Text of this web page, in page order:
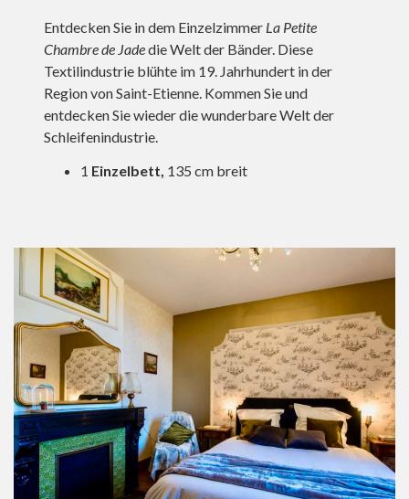
Entdecken Sie in dem Einzelzimmer La Petite
Chambre de Jadedie Welt der Bänder. Diese
Textilindustrie blühte im 19. Jahrhundert in der
Region von Saint-Etienne. Kommen Sie und
entdecken Sie wieder die wunderbare Welt der
Schleifenindustrie.
1 Einzelbett, 135 cm breit